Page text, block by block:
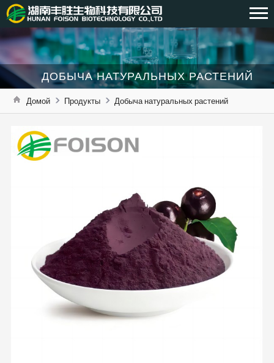
ДОБЫЧА НАТУРАЛЬНЫХ РАСТЕНИЙ
Домой Продукты Добыча натуральных растений